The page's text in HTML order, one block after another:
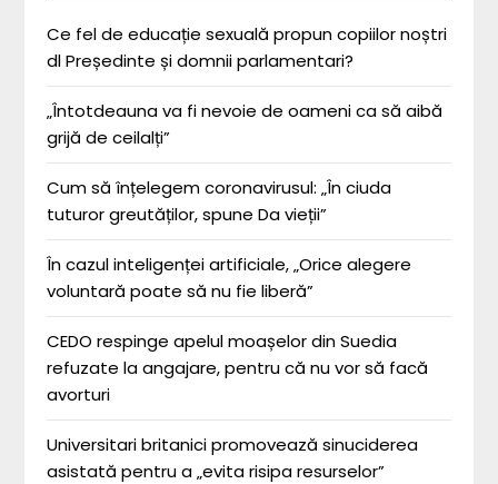
Ce fel de educație sexuală propun copiilor noștri
dl Președinte și domnii parlamentari?
„Întotdeauna va fi nevoie de oameni ca să aibă
grijă de ceilalți”
Cum să înțelegem coronavirusul: „În ciuda
tuturor greutăților, spune Da vieții”
În cazul inteligenței artificiale, „Orice alegere
voluntară poate să nu fie liberă”
CEDO respinge apelul moașelor din Suedia
refuzate la angajare, pentru că nu vor să facă
avorturi
Universitari britanici promovează sinuciderea
asistată pentru a „evita risipa resurselor”